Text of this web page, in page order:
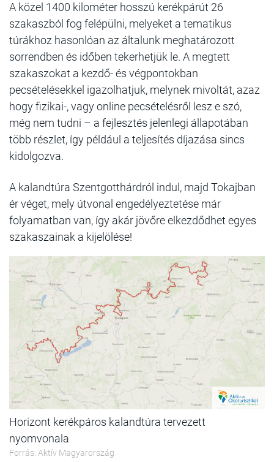
A közel 1400 kilométer hosszú kerékpárút 26
szakaszból fog felépülni, melyeket a tematikus
túrákhoz hasonlóan az általunk meghatározott
sorrendben és időben tekerhetjük le. A megtett
szakaszokat a kezdő- és végpontokban
pecsételésekkel igazolhatjuk, melynek mivoltát, azaz
hogy fizikai-, vagy online pecsételésről lesz e szó,
még nem tudni – a fejlesztés jelenlegi állapotában
több részlet, így például a teljesítés díjazása sincs
kidolgozva.
A kalandtúra Szentgotthárdról indul, majd Tokajban
ér véget, mely útvonal engedélyeztetése már
folyamatban van, így akár jövőre elkezdődhet egyes
szakaszainak a kijelölése!
Horizont kerékpáros kalandtúra tervezett
nyomvonala
Forrás: Aktív Magyarország